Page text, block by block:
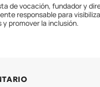
de vocación, fundador y
responsable para
y promover la inclusión.